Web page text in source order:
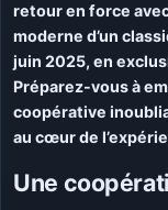
retour en force
moderne d’un
juin 2025, en
Préparez-vous à
coopérative
au cœur de
Une